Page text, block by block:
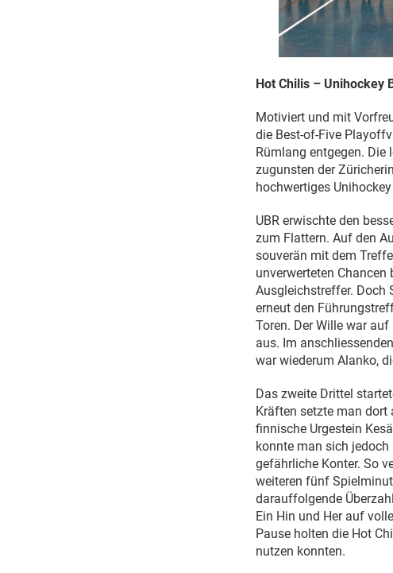
Hot Chilis – Unihockey
Motiviert und mit
die Best-of-Five
Rümlang entgegen.
zugunsten der
hochwertiges
UBR erwischte den
zum Flattern. Auf den
souverän mit dem
unverwerteten
Ausgleichstreffer. Doch
erneut den
Toren. Der Wille war
aus. Im
war wiederum Alanko,
Das zweite Drittel
Kräften setzte man dort
finnische Urgestein
konnte man sich
gefährliche Konter. So
weiteren fünf
darauffolgende
Ein Hin und Her auf
Pause holten die Hot
nutzen konnten.